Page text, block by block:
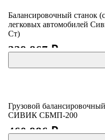
Балансировочный станок
легковых автомобилей
Ст)
339 867 ₽
Грузовой
СИВИК СБМП-200
460 986 ₽